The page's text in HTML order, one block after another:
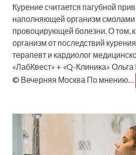
Курение считается пагубной
наполняющей организм смолами
провоцирующей болезни. О том,
организм от последствий
терапевт и кардиолог
«ЛабКвест» + «Q-Клиника»
© Вечерняя Москва По мнению…